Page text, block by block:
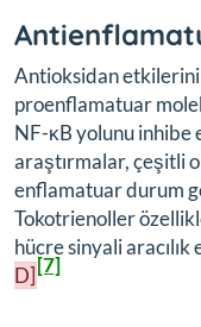
Antioksidan
proenflamatuar
NF-κB yolunu inhibe
araştırmalar, çeşitli
enflamatuar durum
Tokotrienoller
hücre sinyali
D][7]